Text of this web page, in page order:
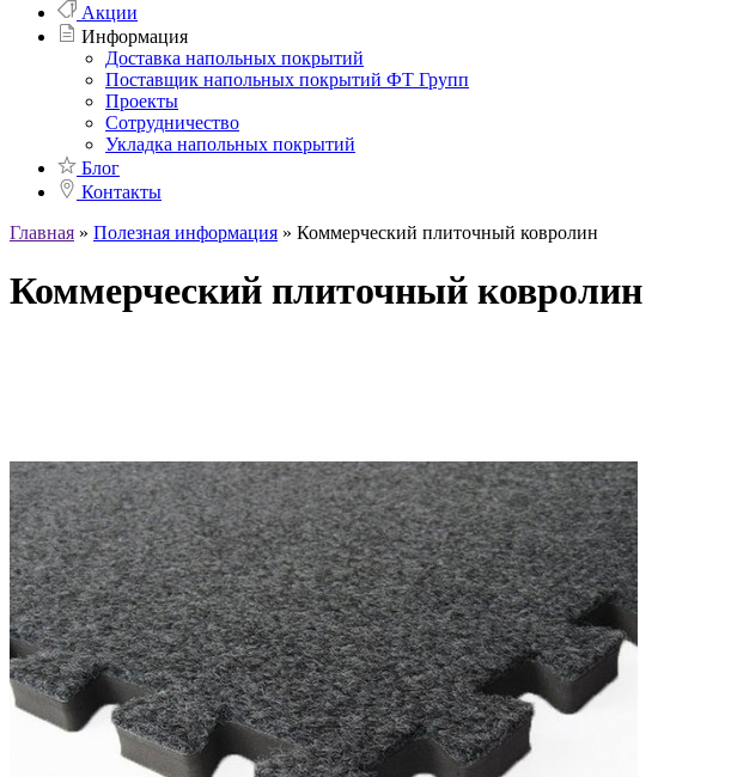
Акции
Информация
Доставка напольных покрытий
Поставщик напольных покрытий ФТ Групп
Проекты
Сотрудничество
Укладка напольных покрытий
Блог
Контакты
Главная » Полезная информация » Коммерческий плиточный ковролин
Коммерческий плиточный ковролин